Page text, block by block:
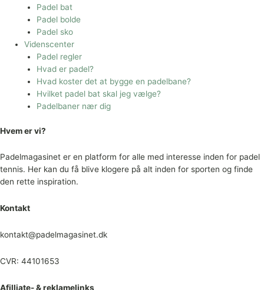
Padel bat
Padel bolde
Padel sko
Videnscenter
Padel regler
Hvad er padel?
Hvad koster det at bygge en padelbane?
Hvilket padel bat skal jeg vælge?
Padelbaner nær dig
Hvem er vi?
Padelmagasinet er en platform for alle med interesse inden for padel
tennis. Her kan du få blive klogere på alt inden for sporten og finde
den rette inspiration.
Kontakt
kontakt@padelmagasinet.dk
CVR: 44101653
Afilliate- & reklamelinks